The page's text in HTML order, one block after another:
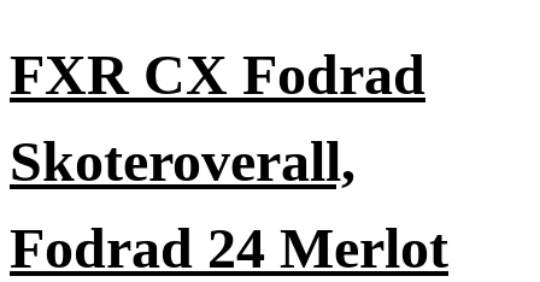
FXR CX Fodrad
Skoteroverall,
Fodrad 24 Merlot